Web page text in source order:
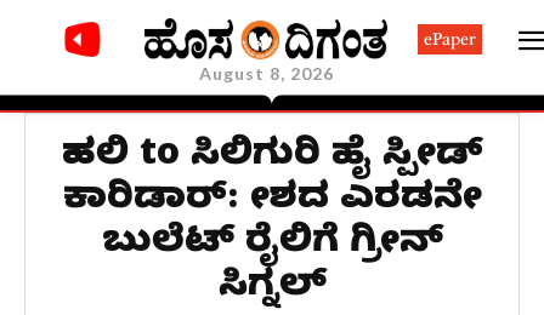
August 8, 2026
ePaper
ದೆಹಲಿ to ಸಿಲಿಗುರಿ ಹೈ ಸ್ಪೀಡ್
ಕಾರಿಡಾರ್: ದೇಶದ ಎರಡನೇ
ಬುಲೆಟ್ ರೈಲಿಗೆ ಗ್ರೀನ್
ಸಿಗ್ನಲ್